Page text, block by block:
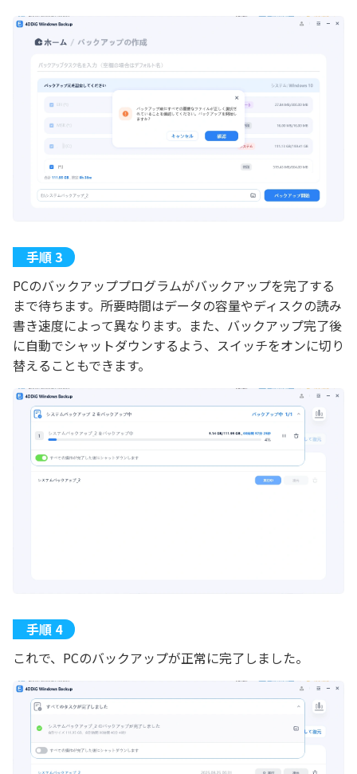
PCのバックアッププログラムがバックアップを完了する
まで待ちます。所要時間はデータの容量やディスクの読み
書き速度によって異なります。また、バックアップ完了後
に自動でシャットダウンするよう、スイッチをオンに切り
替えることもできます。
これで、PCのバックアップが正常に完了しました。